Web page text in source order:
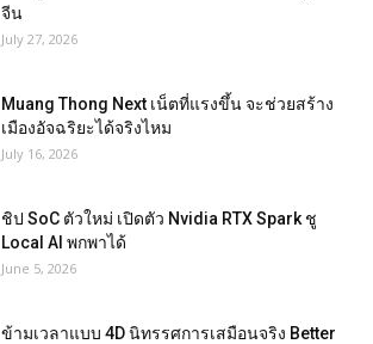
จีน
July 27, 2026
Muang Thong Next เน็ตที่แรงขึ้น จะช่วยสร้าง
เมืองอัจฉริยะได้จริงไหม
July 16, 2026
ชิป SoC ตัวใหม่ เปิดตัว Nvidia RTX Spark ชู
Local AI พกพาได้
June 5, 2026
ข้ามเวลาแบบ 4D นิทรรศการเสมือนจริง Better